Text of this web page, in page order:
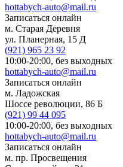
hottabych-auto@mail.ru
Записаться онлайн
м. Старая Деревня
ул. Планерная, 15 Д
(921) 965 23 92
10:00-20:00, без выходных
hottabych-auto@mail.ru
Записаться онлайн
м. Ладожская
Шоссе революции, 86 Б
(921) 99 44 095
10:00-20:00, без выходных
hottabych-auto@mail.ru
Записаться онлайн
м. пр. Просвещения